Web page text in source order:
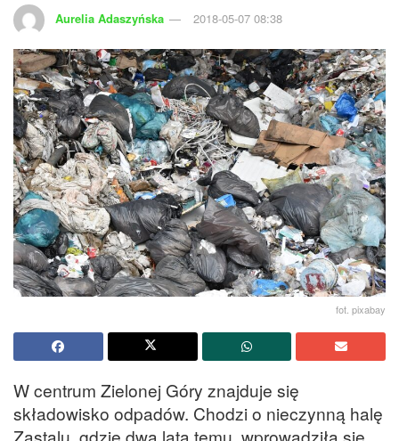
Aurelia Adaszyńska 2018-05-07 08:38
fot. pixabay
W centrum Zielonej Góry znajduje się
składowisko odpadów. Chodzi o nieczynną halę
Zastalu, gdzie dwa lata temu wprowadziła się